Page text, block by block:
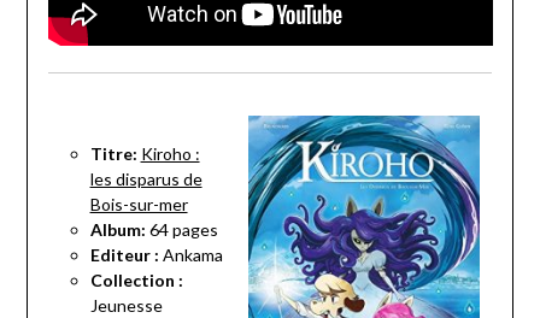
Titre: Kiroho :
les disparus de
Bois-sur-mer
Album: 64 pages
Editeur : Ankama
Collection :
Jeunesse